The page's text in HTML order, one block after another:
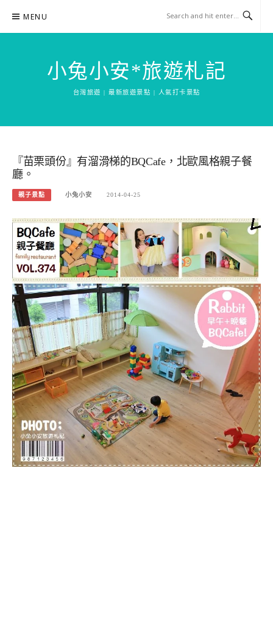
content
MENU
小兔小安*旅遊札記
台灣旅遊 | 最新旅遊景點 | 人氣打卡景點
『苗栗頭份』有溜滑梯的BQCafe，北歐風格親子餐
廳。
親子景點 小兔小安 2014-04-25